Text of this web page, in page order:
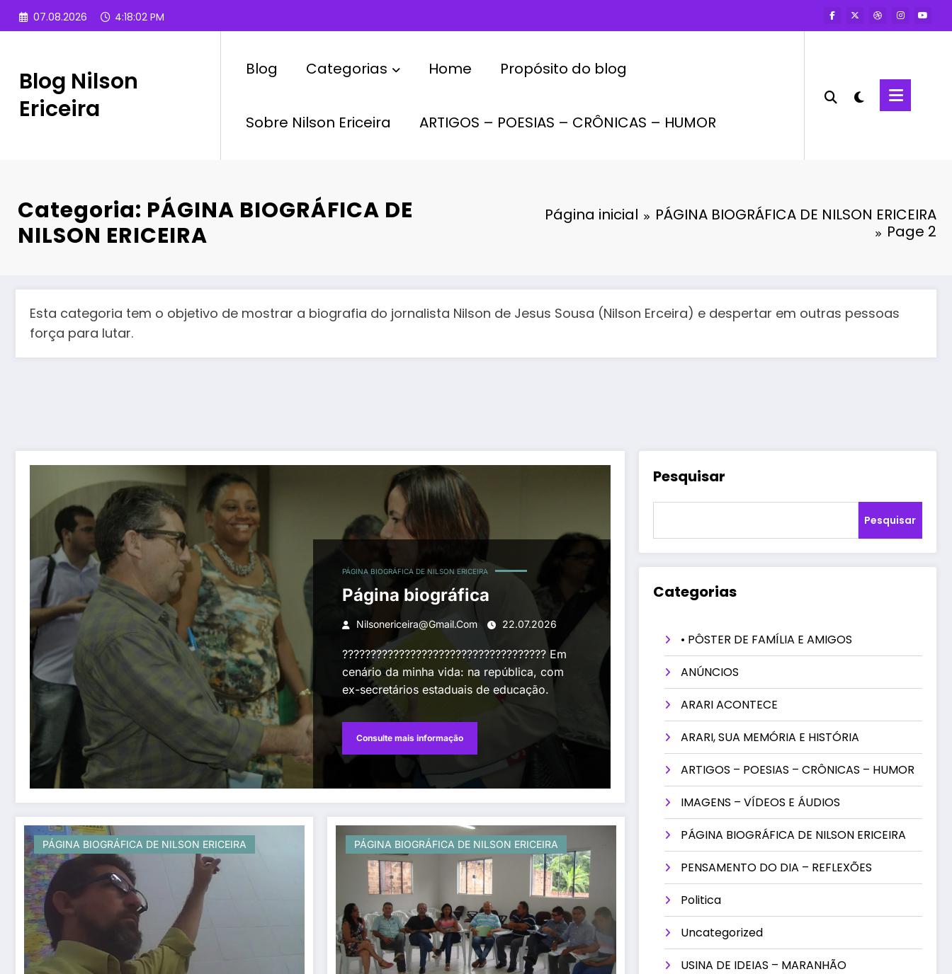
Pular
para
07.08.2026 4:18:03 PM
Blog Nilson
Ericeira
Blog Categorias Home Propósito do blog
Sobre Nilson Ericeira ARTIGOS – POESIAS – CRÔNICAS – HUMOR
Categoria: PÁGINA BIOGRÁFICA DE
NILSON ERICEIRA
Página inicial
PÁGINA BIOGRÁFICA DE NILSON ERICEIRA
Page 2
Esta categoria tem o objetivo de mostrar a biografia do jornalista Nilson de Jesus Sousa (Nilson Erceira) e despertar em outras pessoas
força para lutar.
PÁGINA BIOGRÁFICA DE NILSON ERICEIRA
Página biográfica
Nilsonericeira@gmail.com 22.07.2026
???????????????????????????????????? Em
cenário da minha vida: na república, com
ex-secretários estaduais de educação.
Consulte mais informação
PÁGINA BIOGRÁFICA DE NILSON ERICEIRA PÁGINA BIOGRÁFICA DE NILSON ERICEIRA
Pesquisar
Pesquisar
Categorias
• PÔSTER DE FAMÍLIA E AMIGOS
ANÚNCIOS
ARARI ACONTECE
ARARI, SUA MEMÓRIA E HISTÓRIA
ARTIGOS – POESIAS – CRÔNICAS – HUMOR
IMAGENS – VÍDEOS E ÁUDIOS
PÁGINA BIOGRÁFICA DE NILSON ERICEIRA
PENSAMENTO DO DIA – REFLEXÕES
Politica
Uncategorized
USINA DE IDEIAS – MARANHÃO